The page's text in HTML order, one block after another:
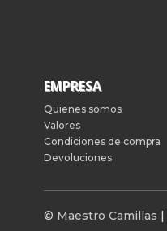
EMPRESA
Quienes somos
Valores
Condiciones de compra
Devoluciones
© Maestro Camillas |